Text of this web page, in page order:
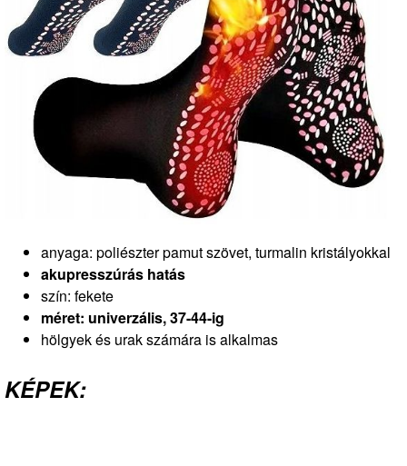
anyaga: poliészter pamut szövet, turmalin kristályokkal
akupresszúrás hatás
szín: fekete
méret: univerzális, 37-44-ig
hölgyek és urak számára is alkalmas
KÉPEK: